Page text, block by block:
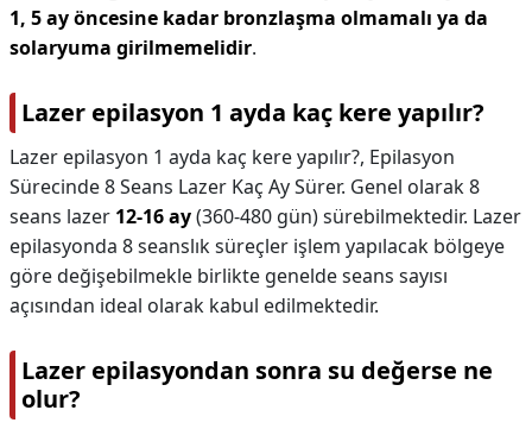
1, 5 ay öncesine kadar bronzlaşma olmamalı ya da
solaryuma girilmemelidir.
Lazer epilasyon 1 ayda kaç kere yapılır?
Lazer epilasyon 1 ayda kaç kere yapılır?, Epilasyon
Sürecinde 8 Seans Lazer Kaç Ay Sürer. Genel olarak 8
seans lazer 12-16 ay(360-480 gün) sürebilmektedir. Lazer
epilasyonda 8 seanslık süreçler işlem yapılacak bölgeye
göre değişebilmekle birlikte genelde seans sayısı
açısından ideal olarak kabul edilmektedir.
Lazer epilasyondan sonra su değerse ne
olur?